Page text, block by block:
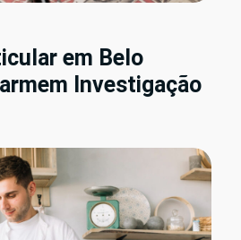
em Belo
Investigação